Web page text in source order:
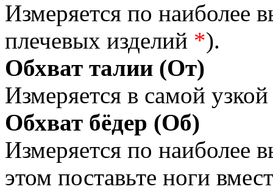
Измеряется по наиболее
плечевых изделий *).
Обхват талии (От)
Измеряется в самой
Обхват бёдер (Об)
Измеряется по наиболее
этом поставьте ноги